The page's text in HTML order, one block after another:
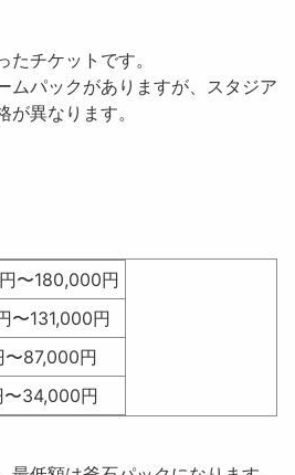
チケットです。
ムパックがありますが、スタジア
が異なります。
〜180,000円
〜131,000円
87,000円
34,000円